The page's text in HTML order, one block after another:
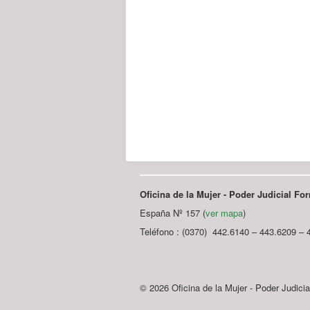
Oficina de la Mujer - Poder Judicial
España Nº 157 (ver mapa)
Teléfono : (0370) 442.6140 – 443.6209 –
© 2026 Oficina de la Mujer - Poder